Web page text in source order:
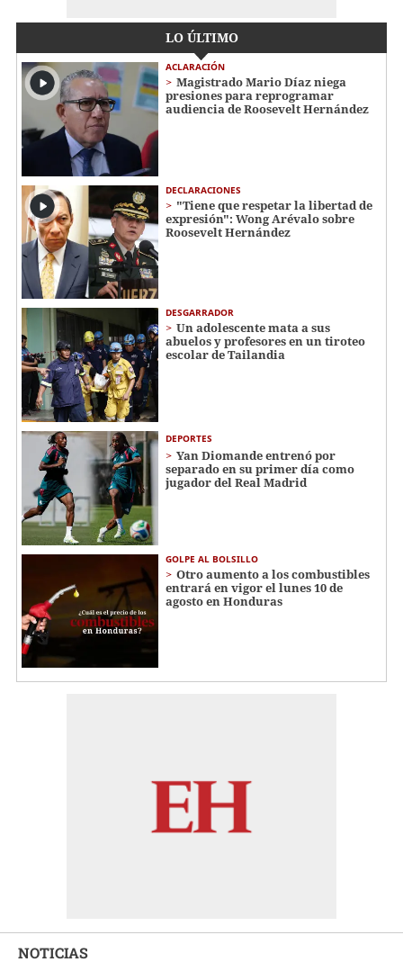
LO ÚLTIMO
ACLARACIÓN
Magistrado Mario Díaz niega
presiones para reprogramar
audiencia de Roosevelt Hernández
DECLARACIONES
"Tiene que respetar la libertad de
expresión": Wong Arévalo sobre
Roosevelt Hernández
DESGARRADOR
Un adolescente mata a sus
abuelos y profesores en un tiroteo
escolar de Tailandia
DEPORTES
Yan Diomande entrenó por
separado en su primer día como
jugador del Real Madrid
GOLPE AL BOLSILLO
Otro aumento a los combustibles
entrará en vigor el lunes 10 de
agosto en Honduras
NOTICIAS